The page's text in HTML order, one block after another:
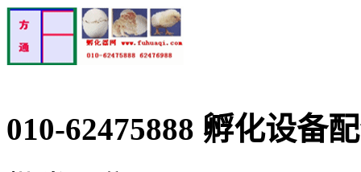
010-62475888 孵化设备